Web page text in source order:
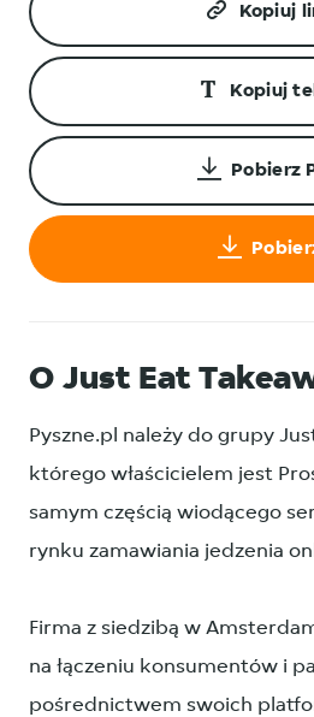
Kopiuj
Kopiuj
Pobierz
O Just Eat
Pyszne.pl należy do grupy
którego właścicielem jest
samym częścią wiodącego
rynku zamawiania jedzenia
Firma z siedzibą w
na łączeniu konsumentów i
pośrednictwem swoich